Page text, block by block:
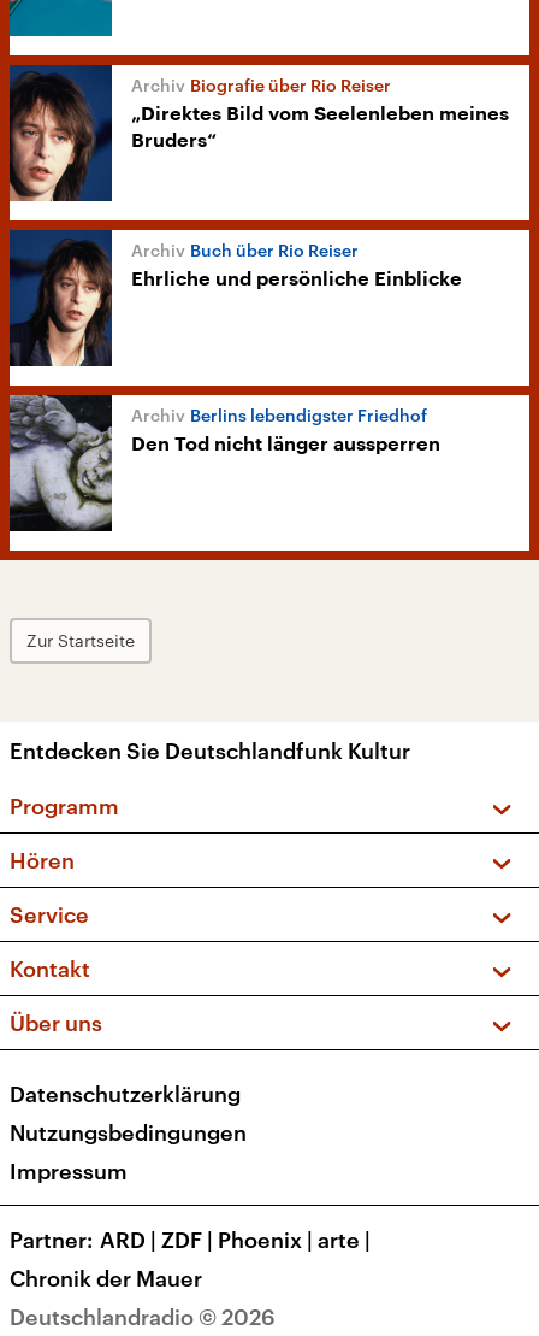
Biografie über Rio Reiser
„Direktes Bild vom Seelenleben meines
Bruders“
Buch über Rio Reiser
Ehrliche und persönliche Einblicke
Berlins lebendigster Friedhof
Den Tod nicht länger aussperren
Zur Startseite
Entdecken Sie Deutschlandfunk Kultur
Programm
Sendungen und Podcasts
Musikliste
Kakadu – Das Kinderprogramm
Hören
Frequenzen (UKW + DAB+)
Service
FAQ
Apps
Newsletter
Kontakt
Social Media
Über uns
Presse
Karriere
Transparenz
Deutschlandradio © 2026
Datenschutzerklärung
Nutzungsbedingungen
Impressum
Partner ARD | ZDF | Phoenix | arte |
Chronik der Mauer